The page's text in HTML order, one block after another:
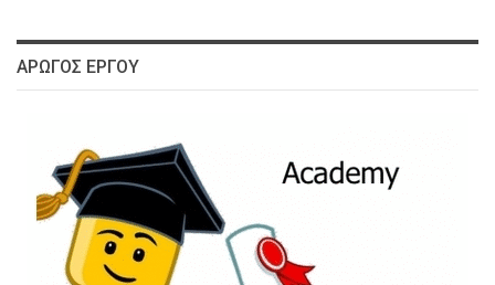
ΑΡΩΓΌΣ ΈΡΓΟΥ